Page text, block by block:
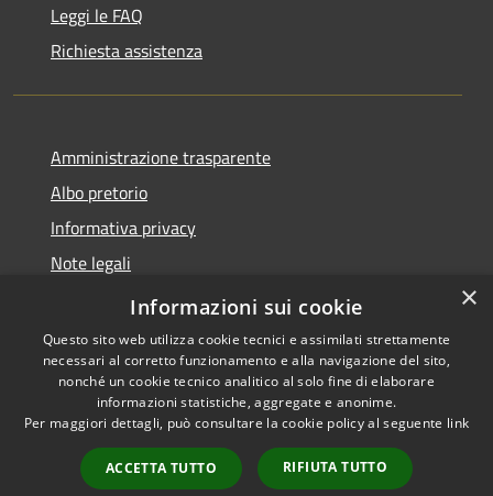
Leggi le FAQ
Richiesta assistenza
Amministrazione trasparente
Albo pretorio
Informativa privacy
Note legali
Dichiarazione di accessibilità
Accessibilità
Copyright © 2026 • Comune di
Pagnacco • Powered by
Municipium•
Accesso
redazione
×
Informazioni sui cookie
Questo sito web utilizza cookie tecnici e assimilati strettamente
necessari al corretto funzionamento e alla navigazione del sito,
nonché un cookie tecnico analitico al solo fine di elaborare
informazioni statistiche, aggregate e anonime.
Per maggiori dettagli, può consultare la cookie policy al seguente link
ACCETTA TUTTO RIFIUTA TUTTO